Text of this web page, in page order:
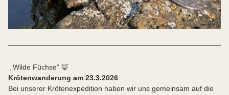
„Wilde Füchse“ 🦊
Krötenwanderung am 23.3.2026
Bei unserer Krötenexpedition haben wir uns gemeinsam auf die